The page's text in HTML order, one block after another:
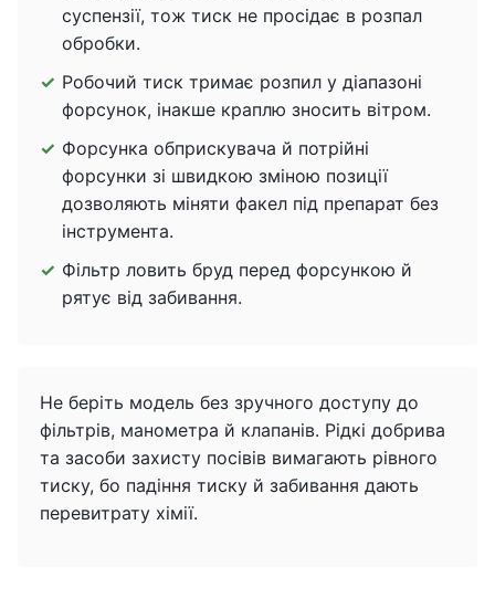
суспензії, тож тиск не просідає в розпал
обробки.
Робочий тиск тримає розпил у діапазоні
форсунок, інакше краплю зносить вітром.
Форсунка обприскувача й потрійні
форсунки зі швидкою зміною позиції
дозволяють міняти факел під препарат без
інструмента.
Фільтр ловить бруд перед форсункою й
рятує від забивання.
Не беріть модель без зручного доступу до
фільтрів, манометра й клапанів. Рідкі добрива
та засоби захисту посівів вимагають рівного
тиску, бо падіння тиску й забивання дають
перевитрату хімії.